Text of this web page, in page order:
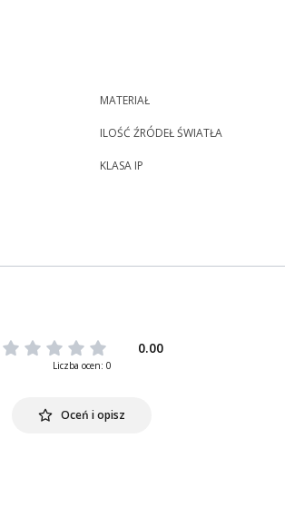
MATERIAŁ
ILOŚĆ ŹRÓDEŁ ŚWIATŁA
KLASA IP
0.00
Liczba ocen: 0
Oceń i opisz